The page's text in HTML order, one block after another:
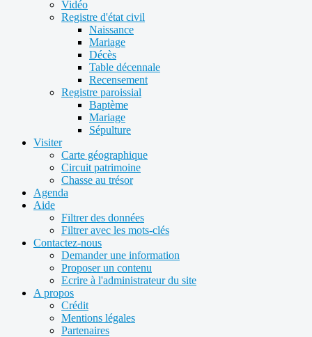
Vidéo
Registre d'état civil
Naissance
Mariage
Décès
Table décennale
Recensement
Registre paroissial
Baptème
Mariage
Sépulture
Visiter
Carte géographique
Circuit patrimoine
Chasse au trésor
Agenda
Aide
Filtrer des données
Filtrer avec les mots-clés
Contactez-nous
Demander une information
Proposer un contenu
Ecrire à l'administrateur du site
A propos
Crédit
Mentions légales
Partenaires